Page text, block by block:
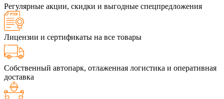
Регулярные акции, скидки и выгодные спецпредложения
Лицензии и сертификаты на все товары
Собственный автопарк, отлаженная логистика и оперативная
доставка